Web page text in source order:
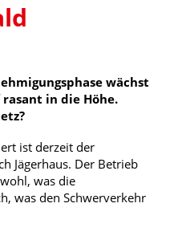
wächst
in die Höhe.
ist derzeit der
Jägerhaus. Der Betrieb
was die
was den Schwerverkehr